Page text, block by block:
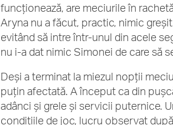
funcționează, are meciurile în
Aryna nu a făcut, practic, nimic
evitând să intre într-unul din acele
nu i-a dat nimic Simonei de care să
Deși a terminat la miezul nopții
puțin afectată. A început ca din
adânci și grele și servicii puternice.
condițiile de joc, lucru observat